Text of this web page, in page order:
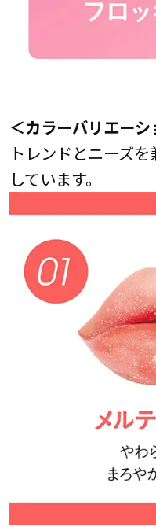
＜カラーバリエー
トレンドとニーズ
しています。